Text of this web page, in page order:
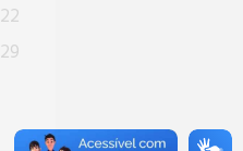
22
29